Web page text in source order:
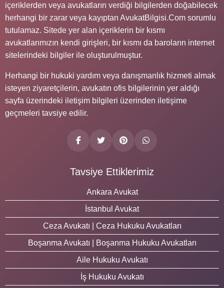
içeriklerden veya avukatların verdiği bilgilerden doğabilecek
herhangi bir zarar veya kayıptan AvukatBilgisi.Com sorumlu
tutulamaz. Sitede yer alan içeriklerin bir kısmı
avukatlarımızın kendi girişleri, bir kısmı da baroların internet
sitelerindeki bilgiler ile oluşturulmuştur.
Herhangi bir hukuki yardım veya danışmanlık hizmeti almak
isteyen ziyaretçilerin, avukatın ofis bilgilerinin yer aldığı
sayfa üzerindeki iletişim bilgileri üzerinden iletişime
geçmeleri tavsiye edilir.
Tavsiye Ettiklerimiz
Ankara Avukat
İstanbul Avukat
Ceza Avukatı | Ceza Hukuku Avukatları
Boşanma Avukatı | Boşanma Hukuku Avukatları
Aile Hukuku Avukatı
İş Hukuku Avukatı